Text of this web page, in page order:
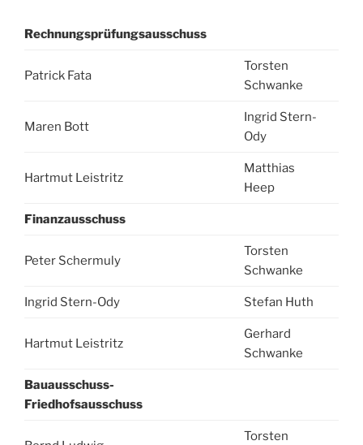
Rechnungsprüfungsausschuss
Patrick Fata
Torsten
Schwanke
Maren Bott
Ingrid Stern-
Ody
Hartmut Leistritz
Matthias
Heep
Finanzausschuss
Peter Schermuly
Torsten
Schwanke
Ingrid Stern-Ody Stefan Huth
Hartmut Leistritz
Gerhard
Schwanke
Bauausschuss-
Friedhofsausschuss
Torsten